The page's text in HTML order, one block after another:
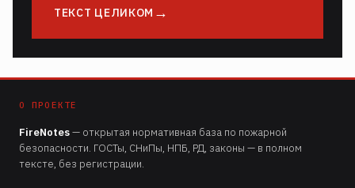
ТЕКСТ ЦЕЛИКОМ
О ПРОЕКТЕ
FireNotes— открытая нормативная база по пожарной
безопасности. ГОСТы, СНиПы, НПБ, РД, законы — в полном
тексте, без регистрации.